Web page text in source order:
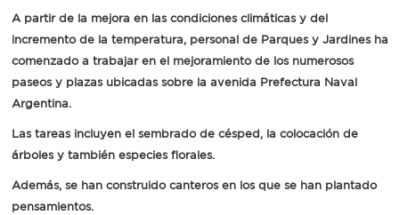
A partir de la mejora en las condiciones climáticas y del
incremento de la temperatura, personal de Parques y Jardines ha
comenzado a trabajar en el mejoramiento de los numerosos
paseos y plazas ubicadas sobre la avenida Prefectura Naval
Argentina.
Las tareas incluyen el sembrado de césped, la colocación de
árboles y también especies florales.
Además, se han construido canteros en los que se han plantado
pensamientos.